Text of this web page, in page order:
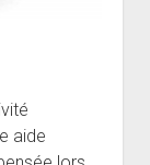
aide